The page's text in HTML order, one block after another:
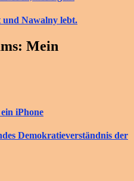
und Nawalny lebt.
Mein
iPhone
Demokratieverständnis der